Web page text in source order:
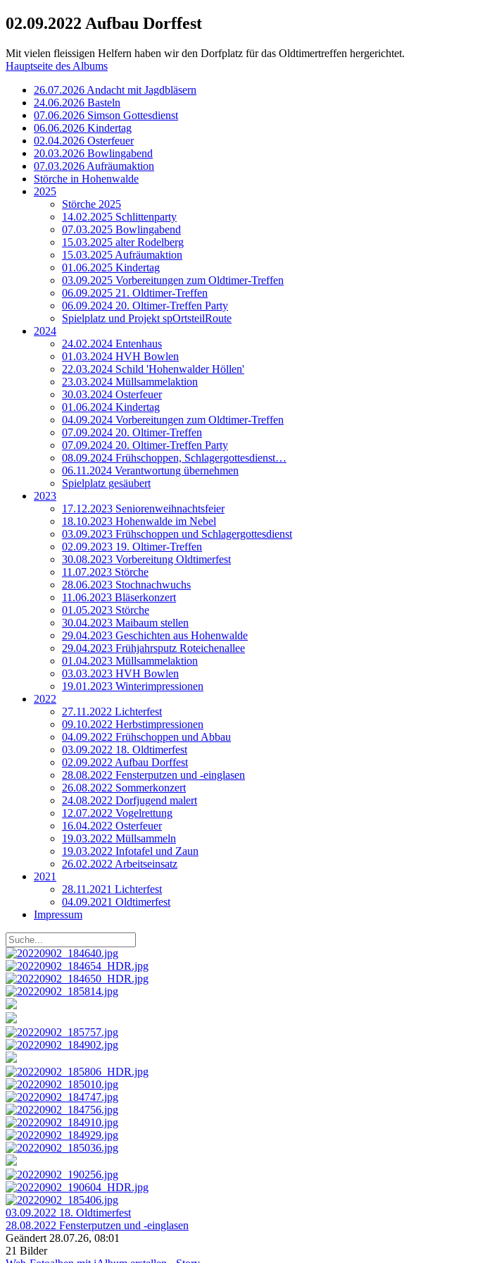
02.09.2022 Aufbau Dorffest
Mit vielen fleissigen Helfern haben wir den Dorfplatz für das Oldtimertreffen hergerichtet.
Hauptseite des Albums
26.07.2026 Andacht mit Jagdbläsern
24.06.2026 Basteln
07.06.2026 Simson Gottesdienst
06.06.2026 Kindertag
02.04.2026 Osterfeuer
20.03.2026 Bowlingabend
07.03.2026 Aufräumaktion
Störche in Hohenwalde
2025
Störche 2025
14.02.2025 Schlittenparty
07.03.2025 Bowlingabend
15.03.2025 alter Rodelberg
15.03.2025 Aufräumaktion
01.06.2025 Kindertag
03.09.2025 Vorbereitungen zum Oldtimer-Treffen
06.09.2025 21. Oldtimer-Treffen
06.09.2024 20. Oltimer-Treffen Party
Spielplatz und Projekt spOrtsteilRoute
2024
24.02.2024 Entenhaus
01.03.2024 HVH Bowlen
22.03.2024 Schild 'Hohenwalder Höllen'
23.03.2024 Müllsammelaktion
30.03.2024 Osterfeuer
01.06.2024 Kindertag
04.09.2024 Vorbereitungen zum Oldtimer-Treffen
07.09.2024 20. Oltimer-Treffen
07.09.2024 20. Oltimer-Treffen Party
08.09.2024 Frühschoppen, Schlagergottesdienst…
06.11.2024 Verantwortung übernehmen
Spielplatz gesäubert
2023
17.12.2023 Seniorenweihnachtsfeier
18.10.2023 Hohenwalde im Nebel
03.09.2023 Frühschoppen und Schlagergottesdienst
02.09.2023 19. Oltimer-Treffen
30.08.2023 Vorbereitung Oldtimerfest
11.07.2023 Störche
28.06.2023 Stochnachwuchs
11.06.2023 Bläserkonzert
01.05.2023 Störche
30.04.2023 Maibaum stellen
29.04.2023 Geschichten aus Hohenwalde
29.04.2023 Frühjahrsputz Roteichenallee
01.04.2023 Müllsammelaktion
03.03.2023 HVH Bowlen
19.01.2023 Winterimpressionen
2022
27.11.2022 Lichterfest
09.10.2022 Herbstimpressionen
04.09.2022 Frühschoppen und Abbau
03.09.2022 18. Oldtimerfest
02.09.2022 Aufbau Dorffest
28.08.2022 Fensterputzen und ‑einglasen
26.08.2022 Sommerkonzert
24.08.2022 Dorfjugend malert
12.07.2022 Vogelrettung
16.04.2022 Osterfeuer
19.03.2022 Müllsammeln
19.03.2022 Infotafel und Zaun
26.02.2022 Arbeitseinsatz
2021
28.11.2021 Lichterfest
04.09.2021 Oldtimerfest
Impressum
03.09.2022 18. Oldtimerfest
28.08.2022 Fensterputzen und ‑einglasen
Geändert 28.07.26, 08:01
21 Bilder